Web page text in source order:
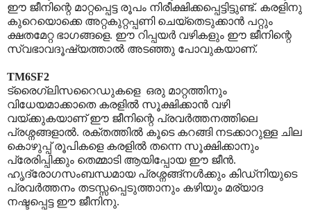
ഈ ജീനിന്റെ മാറ്റപ്പെട്ട രൂപം നിരീക്ഷിക്കപ്പെട്ടിട്ടുണ്ട്. കരളിനു
കുറെയൊക്കെ അറ്റകുറ്റപ്പണി ചെയ്തെടുക്കാൻ പറ്റും
ക്ഷതമേറ്റ ഭാഗങ്ങളെ. ഈ റിപ്പയർ വഴികളും ഈ ജീനിന്റെ
സ്വഭാവദൂഷ്യത്താൽ അടഞ്ഞു പോവുകയാണ്.
TM6SF2
ട്രൈഗ്ലിസറൈഡുകളെ ഒരു മാറ്റത്തിനും
വിധേയമാക്കാതെ കരളിൽ സൂക്ഷിക്കാൻ വഴി
വയ്ക്കുകയാണ് ഈ ജീനിന്റെ പ്രവർത്തനത്തിലെ
പ്രശ്നങ്ങളാൽ. രക്തത്തിൽ കൂടെ കറങ്ങി നടക്കാറുള്ള ചില
കൊഴുപ്പ് രൂപികളെ കരളിൽ തന്നെ സൂക്ഷിക്കാനും
പ്രേരിപ്പിക്കും തെമ്മാടി ആയിപ്പോയ ഈ ജീൻ.
ഹൃദ്രോഗസംബന്ധമായ പ്രശ്നങ്ങ്നൾക്കും കിഡ്നിയുടെ
പ്രവർത്തനം തടസ്സപ്പെടുത്താനും കഴിയും മര്യാദ
നഷ്ടപ്പെട്ട ഈ ജീനിനു.